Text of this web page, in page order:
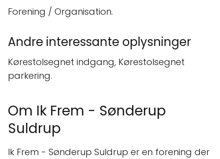
Forening / Organisation.
Andre interessante oplysninger
Kørestolsegnet indgang, Kørestolsegnet
parkering.
Om Ik Frem - Sønderup
Suldrup
Ik Frem - Sønderup Suldrup er en forening der